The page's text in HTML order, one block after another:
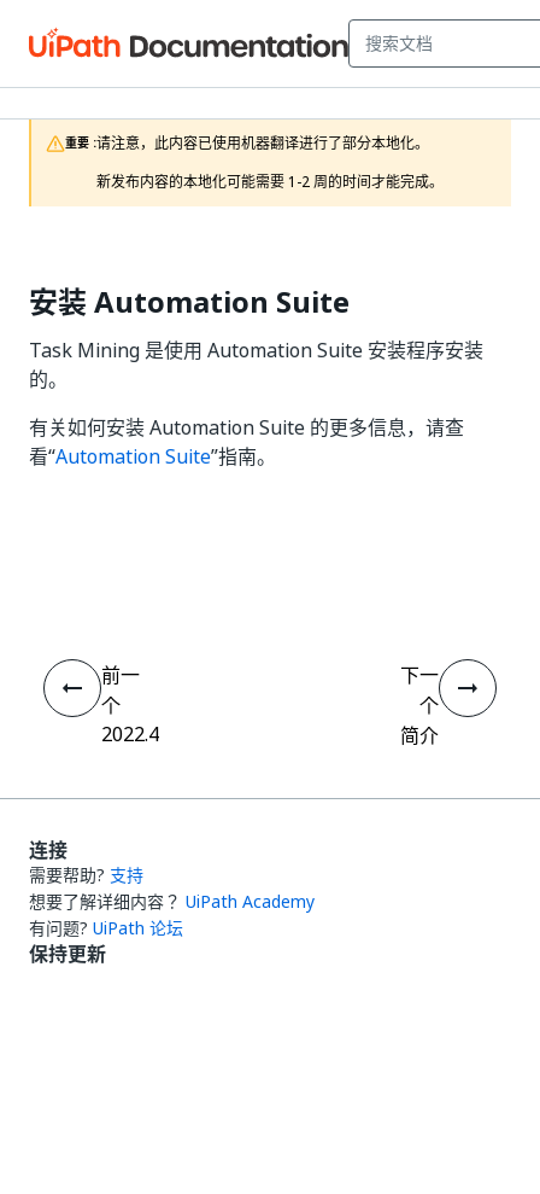
重要 :请注意，此内容已使用机器翻译进行了部分本地化。
新发布内容的本地化可能需要 1-2 周的时间才能完成。
安装 Automation Suite
Task Mining 是使用 Automation Suite 安装程序安装
的。
有关如何安装 Automation Suite 的更多信息，请查
看“Automation Suite”指南。
前一
个
2022.4
下一
个
简介
连接
需要帮助? 支持
想要了解详细内容？ UiPath Academy
有问题? UiPath 论坛
保持更新